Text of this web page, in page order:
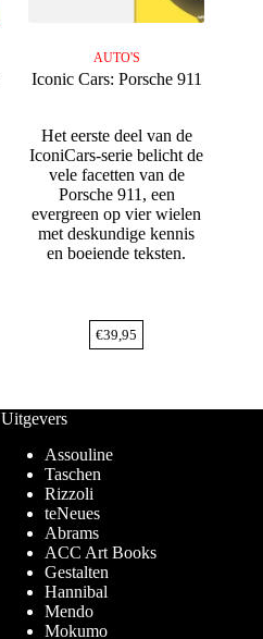
AUTO'S
Iconic Cars: Porsche 911
Het eerste deel van de
IconiCars-serie belicht de
vele facetten van de
Porsche 911, een
evergreen op vier wielen
met deskundige kennis
en boeiende teksten.
€39,95
Uitgevers
Assouline
Taschen
Rizzoli
teNeues
Abrams
ACC Art Books
Gestalten
Hannibal
Mendo
Mokumo